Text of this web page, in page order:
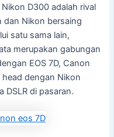
D300 adalah rival
dan Nikon bersaing
satu sama lain,
merupakan gabungan
EOS 7D, Canon
dengan Nikon
DSLR di pasaran.